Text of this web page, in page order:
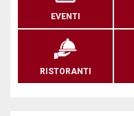
EVENTI
RISTORANTI